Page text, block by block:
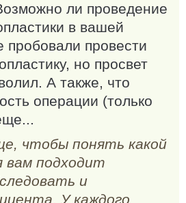
ли проведение
в вашей
пробовали провести
но просвет
А также, что
операции (только
чтобы понять какой
вам подходит
и
У каждого